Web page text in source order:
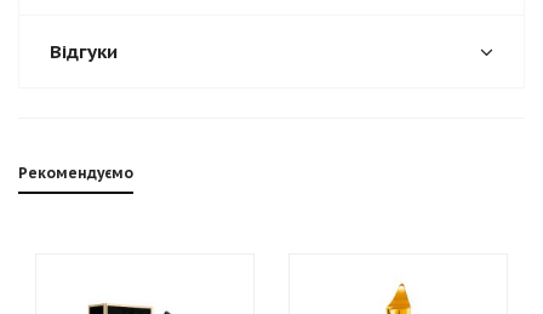
Відгуки
Рекомендуємо